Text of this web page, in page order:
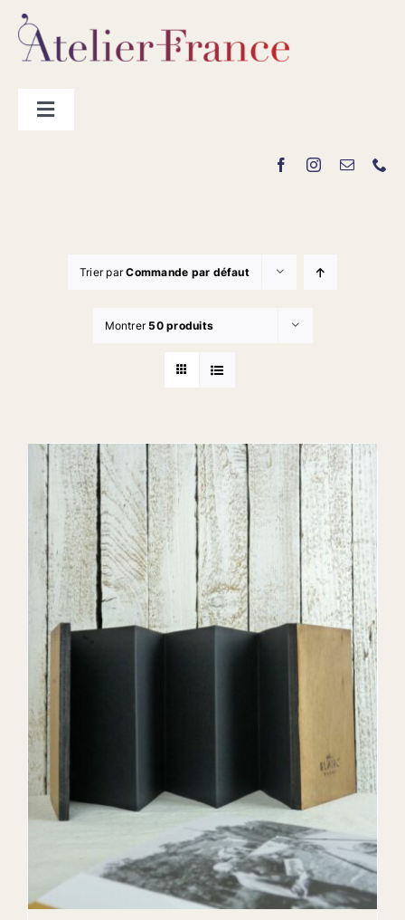
Passer
contenu
Toggle
Trier parCommande par défaut
Montrer50 produits